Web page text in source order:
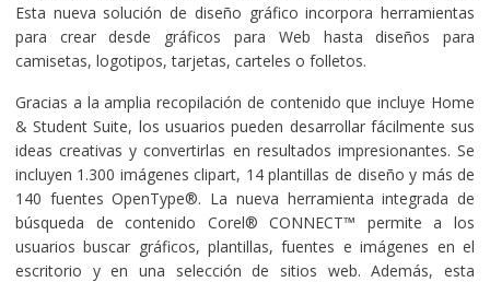
Esta nueva solución de diseño gráfico incorpora herramientas
para crear desde gráficos para Web hasta diseños para
camisetas, logotipos, tarjetas, carteles o folletos.
Gracias a la amplia recopilación de contenido que incluye Home
& Student Suite, los usuarios pueden desarrollar fácilmente sus
ideas creativas y convertirlas en resultados impresionantes. Se
incluyen 1.300 imágenes clipart, 14 plantillas de diseño y más de
140 fuentes OpenType®. La nueva herramienta integrada de
búsqueda de contenido Corel® CONNECT™ permite a los
usuarios buscar gráficos, plantillas, fuentes e imágenes en el
escritorio y en una selección de sitios web. Además, esta